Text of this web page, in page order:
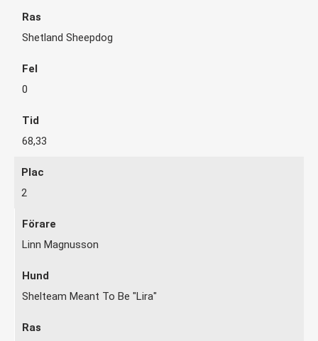
Shetland Sheepdog
0
68,33
2
Linn Magnusson
Shelteam Meant To Be "Lira"